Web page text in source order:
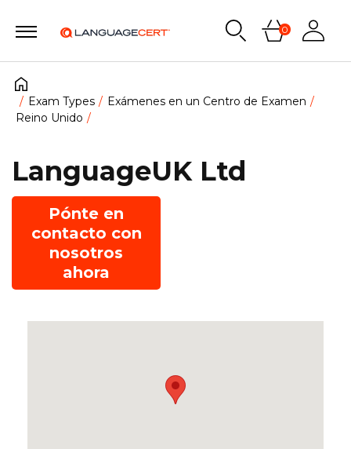
0
Exam Types
Exámenes en un Centro de Examen
Reino Unido
LanguageUK Ltd
Pónte en
contacto con
nosotros
ahora